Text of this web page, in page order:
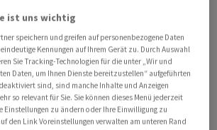
der beiden Vormonate zunächst
dürfte die jüngste Einigung
und dem Iran noch nicht vollständig
sein.
fiel im Juni auf -25,0 Punkte
im Mai, wie die Ökonomen der UBS
ist uns wichtig
speichern und greifen auf personenbezogene Daten
Kennungen auf Ihrem Gerät zu. Durch Auswahl
Sie Tracking-Technologien für die unter „Wir und
Daten, um Ihnen Dienste bereitzustellen“ aufgeführten
sind, sind manche Inhalte und Anzeigen
so relevant für Sie. Sie können dieses Menü jederzeit
Einstellungen zu ändern oder Ihre Einwilligung zu
den Link Voreinstellungen verwalten am unteren Rand